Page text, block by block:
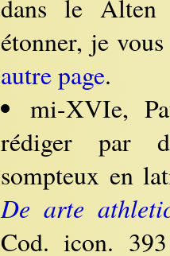
dans le Alten
étonner, je
autre page.
mi-XVIe,
rédiger par
sompteux en
De arte
Cod. icon.